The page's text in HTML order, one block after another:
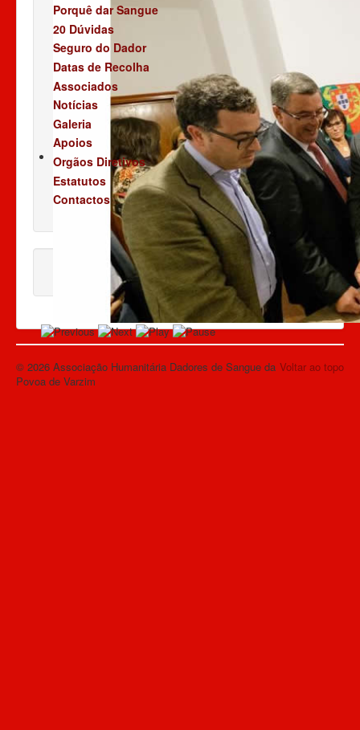
Porquê dar Sangue
20 Dúvidas
Seguro do Dador
Datas de Recolha
Associados
Notícias
Galeria
Apoios
Orgãos Diretivos
Estatutos
Contactos
Voltar ao topo
© 2026 Associação Humanitária Dadores de Sangue da
Povoa de Varzim